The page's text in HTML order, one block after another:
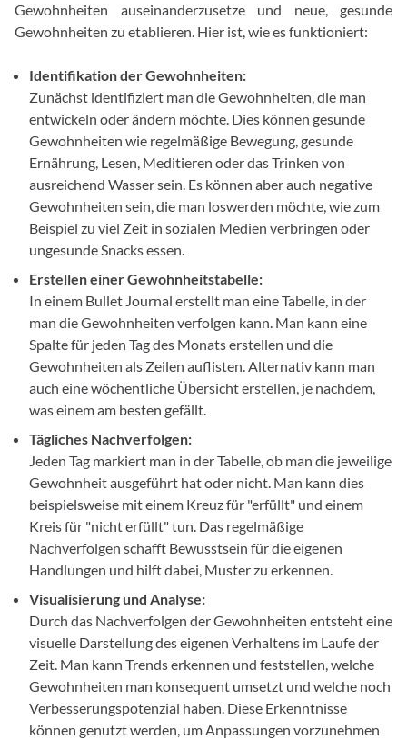
Gewohnheiten auseinanderzusetze und neue, gesunde
Gewohnheiten zu etablieren. Hier ist, wie es funktioniert:
Identifikation der Gewohnheiten:
Zunächst identifiziert man die Gewohnheiten, die man
entwickeln oder ändern möchte. Dies können gesunde
Gewohnheiten wie regelmäßige Bewegung, gesunde
Ernährung, Lesen, Meditieren oder das Trinken von
ausreichend Wasser sein. Es können aber auch negative
Gewohnheiten sein, die man loswerden möchte, wie zum
Beispiel zu viel Zeit in sozialen Medien verbringen oder
ungesunde Snacks essen.
Erstellen einer Gewohnheitstabelle:
In einem Bullet Journal erstellt man eine Tabelle, in der
man die Gewohnheiten verfolgen kann. Man kann eine
Spalte für jeden Tag des Monats erstellen und die
Gewohnheiten als Zeilen auflisten. Alternativ kann man
auch eine wöchentliche Übersicht erstellen, je nachdem,
was einem am besten gefällt.
Tägliches Nachverfolgen:
Jeden Tag markiert man in der Tabelle, ob man die jeweilige
Gewohnheit ausgeführt hat oder nicht. Man kann dies
beispielsweise mit einem Kreuz für "erfüllt" und einem
Kreis für "nicht erfüllt" tun. Das regelmäßige
Nachverfolgen schafft Bewusstsein für die eigenen
Handlungen und hilft dabei, Muster zu erkennen.
Visualisierung und Analyse:
Durch das Nachverfolgen der Gewohnheiten entsteht eine
visuelle Darstellung des eigenen Verhaltens im Laufe der
Zeit. Man kann Trends erkennen und feststellen, welche
Gewohnheiten man konsequent umsetzt und welche noch
Verbesserungspotenzial haben. Diese Erkenntnisse
können genutzt werden, um Anpassungen vorzunehmen